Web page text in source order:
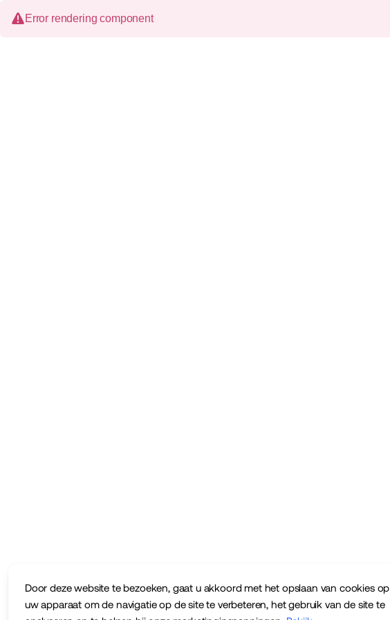
Door deze website te bezoeken, gaat u akkoord met het opslaan van cookies op
uw apparaat om de navigatie op de site te verbeteren, het gebruik van de site te
Error rendering component